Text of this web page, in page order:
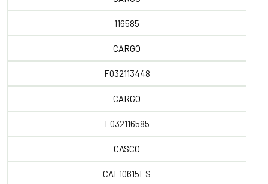
116585
CARGO
F032113448
CARGO
F032116585
CASCO
CAL10615ES